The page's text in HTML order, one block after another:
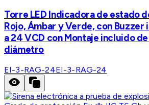
Torre LED Indicadora de estado
Rojo, Ámbar y Verde, con Buzzer
a 24 VCD con Montaje incluido
diámetro
EI-3-RAG-24EI-3-RAG-24